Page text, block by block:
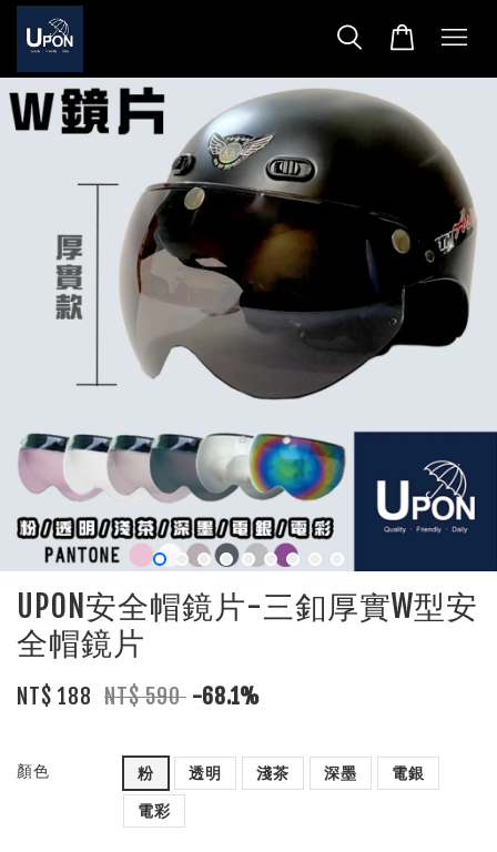
UPON安全帽鏡片-三釦厚實W型安
全帽鏡片
NT$ 188 NT$ 590 -68.1%
顏色 粉 透明 淺茶 深墨
電銀
電彩